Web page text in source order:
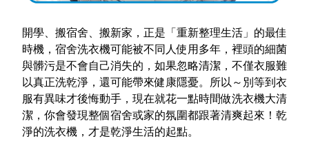
開學、搬宿舍、搬新家，正是「重新整理生活」的最佳
時機，宿舍洗衣機可能被不同人使用多年，裡頭的細菌
與髒污是不會自己消失的，如果忽略清潔，不僅衣服難
以真正洗乾淨，還可能帶來健康隱憂。所以～別等到衣
服有異味才後悔動手，現在就花一點時間做洗衣機大清
潔，你會發現整個宿舍或家的氛圍都跟著清爽起來！乾
淨的洗衣機，才是乾淨生活的起點。